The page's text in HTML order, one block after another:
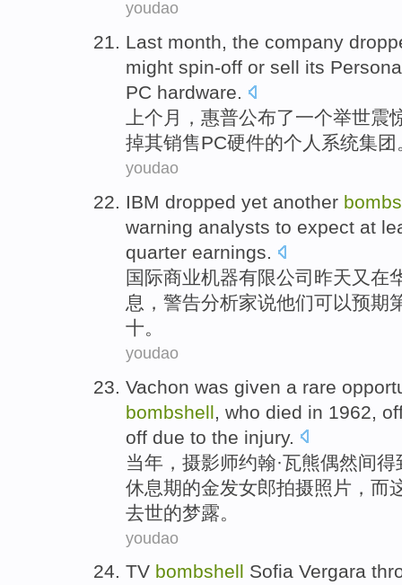
youdao
Last month, the company
might spin-off or sell its
PC hardware.
上个月
，惠普公布了一个举世震
掉其销售PC硬件的个人 系统集团
youdao
IBM dropped yet another
warning analysts to expect at
quarter earnings.
国际商业机器有限公司 昨天又 在
息， 警告分析家说他们可以预期
十。
youdao
Vachon was given a rare
bombshell who died in 1962,
off due to the injury.
当年，摄影师约翰·瓦熊偶然间得
休息期的金发女郎拍摄照片 ，而
去世的梦露 。
youdao
TV bombshell Sofia Vergara